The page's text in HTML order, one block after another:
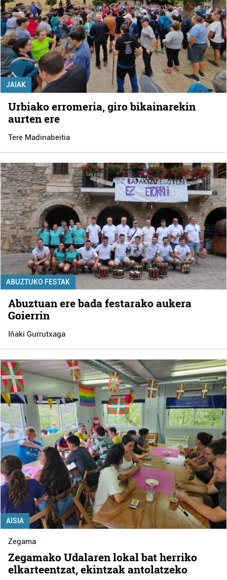
JAIAK
Urbiako erromeria, giro bikainarekin
aurten ere
Tere Madinabeitia
ABUZTUKO FESTAK
Abuztuan ere bada festarako aukera
Goierrin
Iñaki Gurrutxaga
AISIA
Zegama
Zegamako Udalaren lokal bat herriko
elkarteentzat, ekintzak antolatzeko